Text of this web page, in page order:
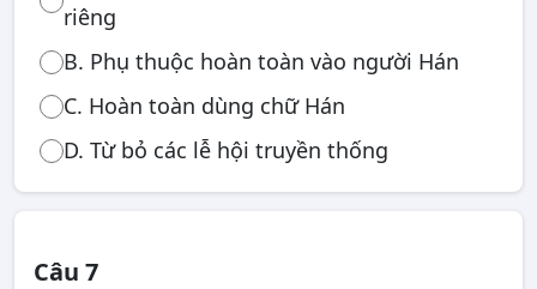
riêng
B. Phụ thuộc hoàn toàn vào người Hán
C. Hoàn toàn dùng chữ Hán
D. Từ bỏ các lễ hội truyền thống
Câu 7